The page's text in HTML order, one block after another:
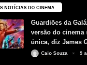
NOTÍCIAS DO CINEMA
Guardiões da
versão do cinema
única, diz James
Caio Souza 9